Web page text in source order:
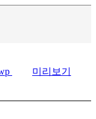
미리보기